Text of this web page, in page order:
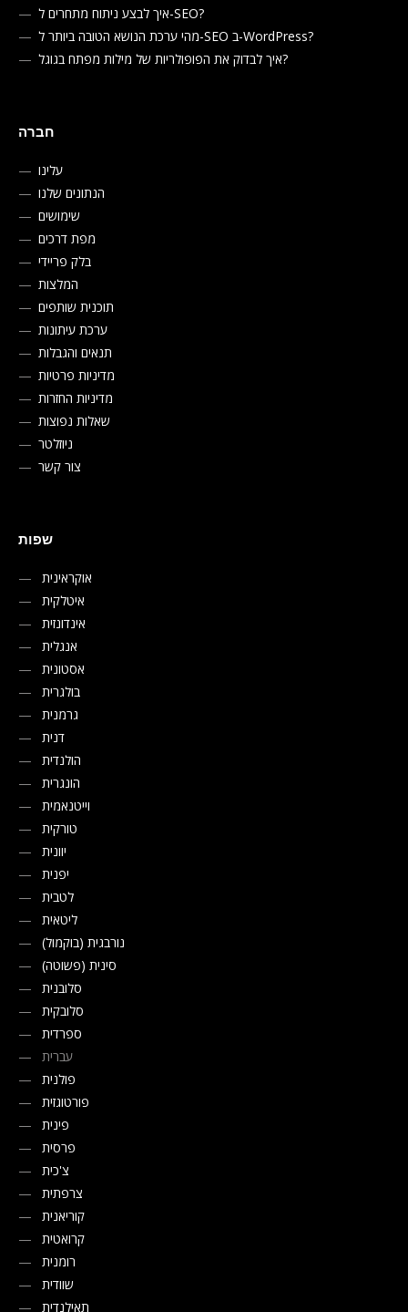
איך לבצע ניתוח מתחרים ל-SEO?
מהי ערכת הנושא הטובה ביותר ל-SEO ב-WordPress?
איך לבדוק את הפופולריות של מילות מפתח בגוגל?
חברה
עלינו
הנתונים שלנו
שימושים
מפת דרכים
בלק פריידי
המלצות
תוכנית שותפים
ערכת עיתונות
תנאים והגבלות
מדיניות פרטיות
מדיניות החזרות
שאלות נפוצות
ניוזלטר
צור קשר
שפות
אוקראינית
איטלקית
אינדונזית
אנגלית
אסטונית
בולגרית
גרמנית
דנית
הולנדית
הונגרית
וייטנאמית
טורקית
יוונית
יפנית
לטבית
ליטאית
נורבגית (בוקמול)
סינית (פשוטה)
סלובנית
סלובקית
ספרדית
עברית
פולנית
פורטוגזית
פינית
פרסית
צ'כית
צרפתית
קוריאנית
קרואטית
רומנית
שוודית
תאילנדית